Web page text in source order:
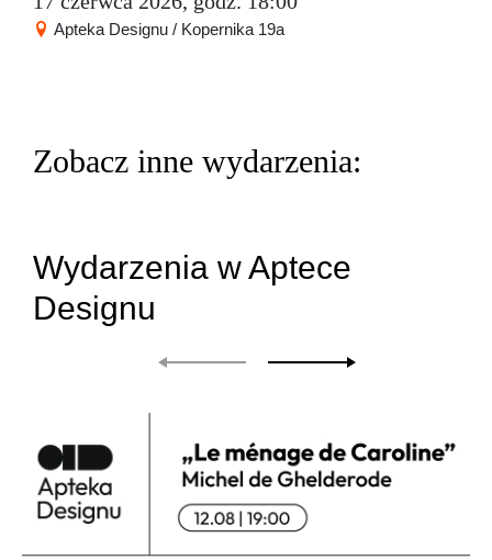
Apteka Designu / Kopernika 19a
Zobacz inne wydarzenia:
Wydarzenia w Aptece
Designu